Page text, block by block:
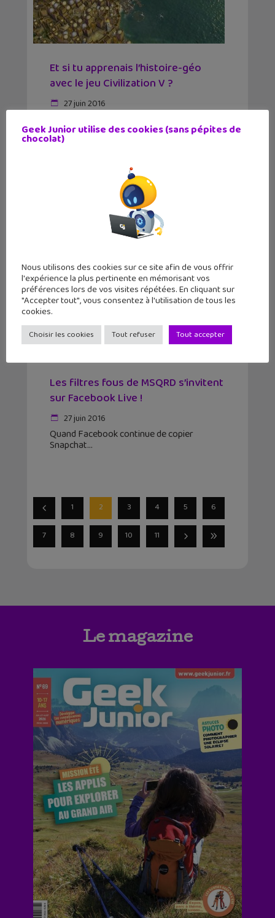
Et si tu apprenais l’histoire-géo
avec le jeu Civilization V ?
27 juin 2016
Civilization V à destination des lycéens va
bientôt voir le jour. Mais du calme, pour
que dans les classes américaines.
Civilization V est un jeu
Les filtres fous de MSQRD s’invitent
sur Facebook Live !
27 juin 2016
Quand Facebook continue de copier
Snapchat
1 2 3 4 5 6
7 8 9 10 11
Le magazine
Geek Junior utilise des cookies (sans pépites de
chocolat)
Nous utilisons des cookies sur ce site afin de vous offrir
l'expérience la plus pertinente en mémorisant vos
préférences lors de vos visites répétées. En cliquant sur
"Accepter tout", vous consentez à l'utilisation de tous les
cookies.
Choisir les cookies Tout refuser Tout accepter